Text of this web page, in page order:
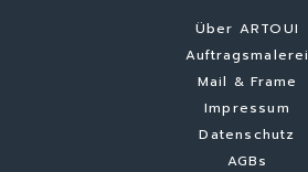
Über ARTOUI
Auftragsmalerei
Mail & Frame
Impressum
Datenschutz
AGBs